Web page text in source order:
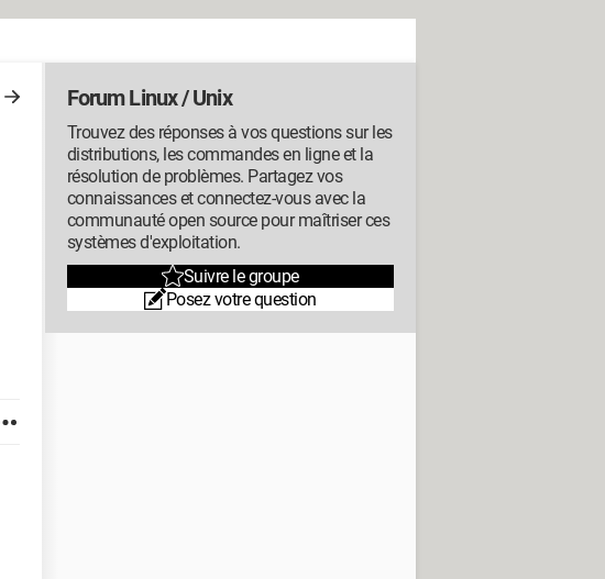
Forum Linux / Unix
Trouvez des réponses à vos questions sur les
distributions, les commandes en ligne et la
résolution de problèmes. Partagez vos
connaissances et connectez-vous avec la
communauté open source pour maîtriser ces
systèmes d'exploitation.
Suivre le groupe
Posez votre question